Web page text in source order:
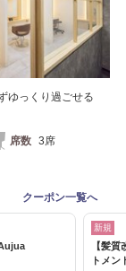
ゆっくり過ごせる
席数 3席
クーポン一覧へ
新規
【髪
トメン